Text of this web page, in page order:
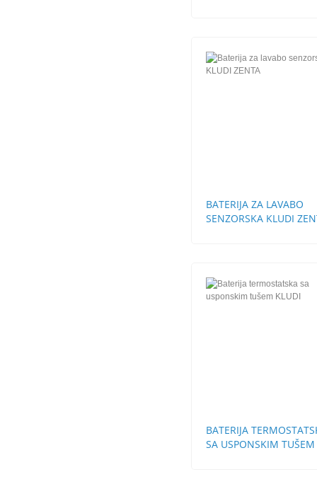
BATERIJA ZA LAVABO
SENZORSKA KLUDI
BATERIJA
SA USPONSKIM TUŠEM